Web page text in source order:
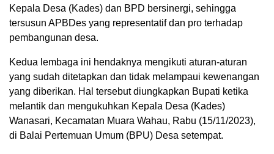
Kepala Desa (Kades) dan BPD bersinergi, sehingga
tersusun APBDes yang representatif dan pro terhadap
pembangunan desa.
Kedua lembaga ini hendaknya mengikuti aturan-aturan
yang sudah ditetapkan dan tidak melampaui kewenangan
yang diberikan. Hal tersebut diungkapkan Bupati ketika
melantik dan mengukuhkan Kepala Desa (Kades)
Wanasari, Kecamatan Muara Wahau, Rabu (15/11/2023),
di Balai Pertemuan Umum (BPU) Desa setempat.